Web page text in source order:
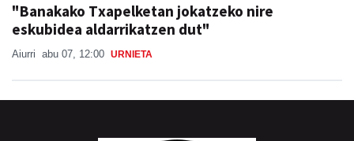
"Banakako Txapelketan jokatzeko nire
eskubidea aldarrikatzen dut"
Aiurri abu 07, 12:00 URNIETA